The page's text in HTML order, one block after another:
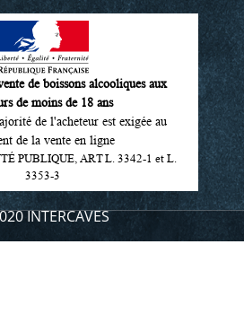
de boissons alcooliques aux
de moins de 18 ans
de l'acheteur est exigée au
de la vente en ligne
PUBLIQUE, ART L. 3342-1 et L.
3353-3
INTERCAVES